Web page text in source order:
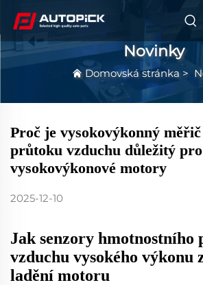
Novinky
Domovská stránka>
Proč je vysokovýkonný
průtoku vzduchu důležitý pro
vysokovýkonové motory
2025-12-10
Jak senzory hmotnostního
vzduchu vysokého výkonu
ladění motoru